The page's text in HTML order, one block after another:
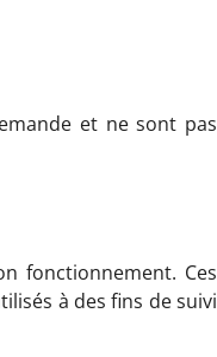
et ne sont pas
fonctionnement. Ces
à des fins de suivi